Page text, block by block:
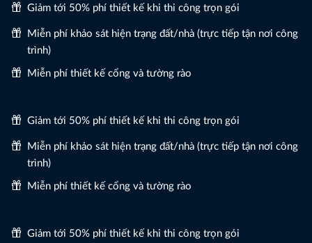
Giảm tới 50% phí thiết kế khi thi công trọn gói
Miễn phí khảo sát hiện trạng đất/nhà (trực tiếp tận nơi công
trình)
Miễn phí thiết kế cổng và tường rào
Giảm tới 50% phí thiết kế khi thi công trọn gói
Miễn phí khảo sát hiện trạng đất/nhà (trực tiếp tận nơi công
trình)
Miễn phí thiết kế cổng và tường rào
Giảm tới 50% phí thiết kế khi thi công trọn gói